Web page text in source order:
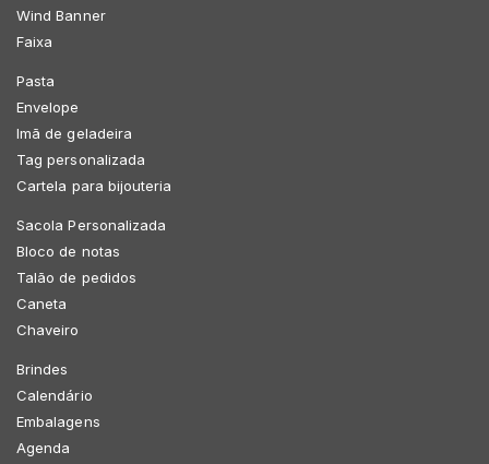
Wind Banner
Faixa
Pasta
Envelope
Imã de geladeira
Tag personalizada
Cartela para bijouteria
Sacola Personalizada
Bloco de notas
Talão de pedidos
Caneta
Chaveiro
Brindes
Calendário
Embalagens
Agenda